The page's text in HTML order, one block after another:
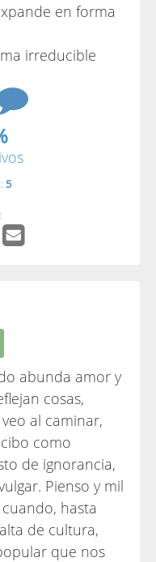
en forma
irreducible
5
abunda amor y
cosas,
al caminar,
como
de ignorancia,
Pienso y mil
hasta
de cultura,
que nos